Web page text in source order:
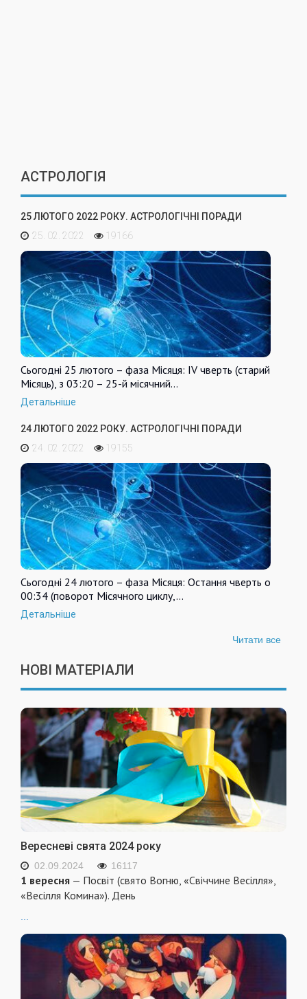
АСТРОЛОГІЯ
25 ЛЮТОГО 2022 РОКУ. АСТРОЛОГІЧНІ ПОРАДИ
25. 02. 2022
19166
Сьогодні 25 лютого – фаза Місяця: IV чверть (старий
Місяць), з 03:20 – 25-й місячний…
Детальніше
24 ЛЮТОГО 2022 РОКУ. АСТРОЛОГІЧНІ ПОРАДИ
24. 02. 2022
19155
Сьогодні 24 лютого – фаза Місяця: Остання чверть о
00:34 (поворот Місячного циклу,…
Детальніше
Читати все
НОВІ МАТЕРІАЛИ
Вересневі свята 2024 року
02.09.2024 16117
1 вересня — Посвіт (свято Вогню, «Свіччине Весілля»,
«Весілля Комина»). День